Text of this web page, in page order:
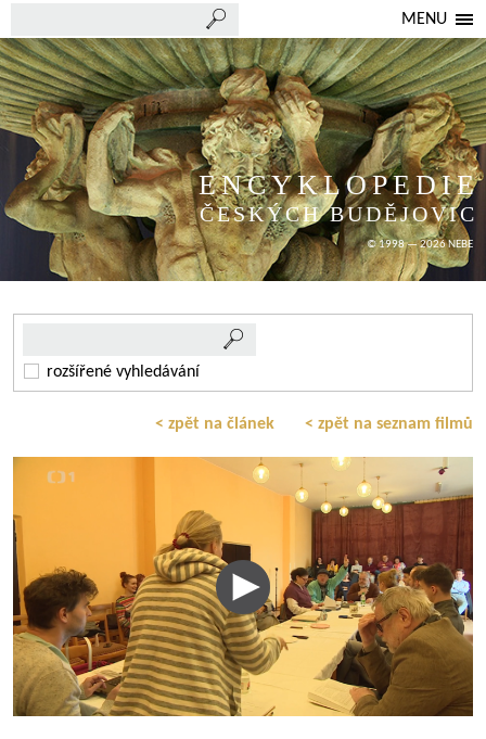
MENU
ENCYKLOPEDIE
ČESKÝCH BUDĚJOVIC
© 1998 — 2026 NEBE
rozšířené vyhledávání
< zpět na článek < zpět na seznam filmů